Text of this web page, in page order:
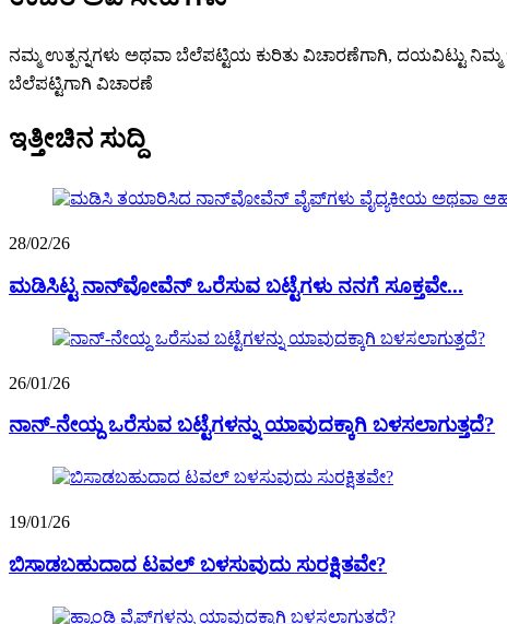
ನಮ್ಮ ಉತ್ಪನ್ನಗಳು ಅಥವಾ ಬೆಲೆಪಟ್ಟಿಯ ಕುರಿತು ವಿಚಾರಣೆಗಾಗಿ, ದಯವಿಟ್ಟು
ಬೆಲೆಪಟ್ಟಿಗಾಗಿ ವಿಚಾರಣೆ
ಇತ್ತೀಚಿನ ಸುದ್ದಿ
28/02/26
ಮಡಿಸಿಟ್ಟ ನಾನ್‌ವೋವೆನ್ ಒರೆಸುವ ಬಟ್ಟೆಗಳು ನನಗೆ ಸೂಕ್ತವೇ...
26/01/26
ನಾನ್-ನೇಯ್ದ ಒರೆಸುವ ಬಟ್ಟೆಗಳನ್ನು ಯಾವುದಕ್ಕಾಗಿ ಬಳಸಲಾಗುತ್ತದೆ?
19/01/26
ಬಿಸಾಡಬಹುದಾದ ಟವಲ್ ಬಳಸುವುದು ಸುರಕ್ಷಿತವೇ?